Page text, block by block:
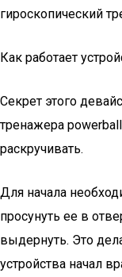
гироскопический
Как работает
Секрет этого
тренажера
раскручивать.
Для начала
просунуть ее в
выдернуть. Это
устройства начал